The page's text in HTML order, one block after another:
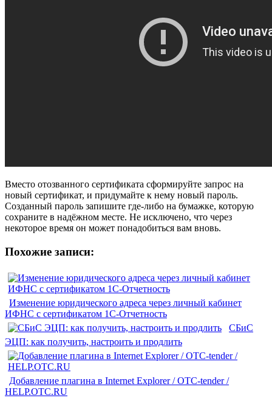
Вместо отозванного сертификата сформируйте запрос на
новый сертификат, и придумайте к нему новый пароль.
Созданный пароль запишите где-либо на бумажке, которую
сохраните в надёжном месте. Не исключено, что через
некоторое время он может понадобиться вам вновь.
Похожие записи:
Изменение юридического адреса через личный кабинет
ИФНС с сертификатом 1С-Отчетность
СБиС
ЭЦП: как получить, настроить и продлить
Добавление плагина в Internet Explorer / OTC-tender /
HELP.OTC.RU